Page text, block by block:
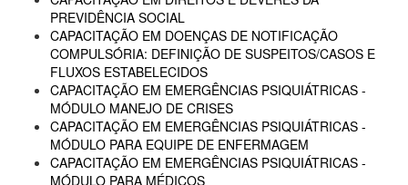
PREVIDÊNCIA SOCIAL
CAPACITAÇÃO EM DOENÇAS DE NOTIFICAÇÃO
COMPULSÓRIA: DEFINIÇÃO DE SUSPEITOS/CASOS E
FLUXOS ESTABELECIDOS
CAPACITAÇÃO EM EMERGÊNCIAS PSIQUIÁTRICAS -
MÓDULO MANEJO DE CRISES
CAPACITAÇÃO EM EMERGÊNCIAS PSIQUIÁTRICAS -
MÓDULO PARA EQUIPE DE ENFERMAGEM
CAPACITAÇÃO EM EMERGÊNCIAS PSIQUIÁTRICAS -
MÓDULO PARA MÉDICOS